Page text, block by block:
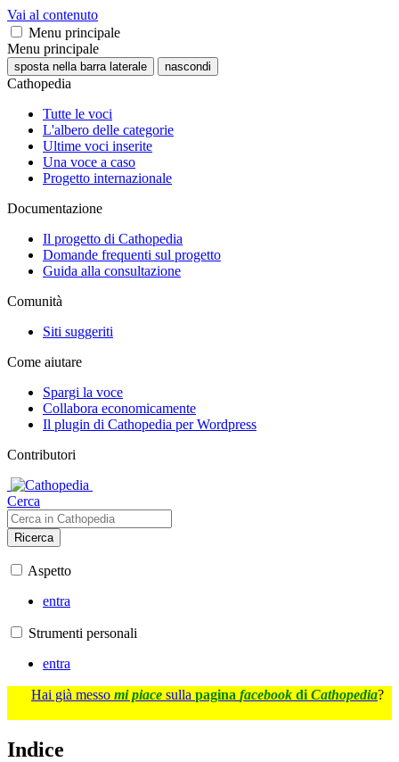
Vai al contenuto
Menu principale
Menu principale
sposta nella barra laterale nascondi
Cathopedia
Tutte le voci
L'albero delle categorie
Ultime voci inserite
Una voce a caso
Progetto internazionale
Documentazione
Il progetto di Cathopedia
Domande frequenti sul progetto
Guida alla consultazione
Comunità
Siti suggeriti
Come aiutare
Spargi la voce
Collabora economicamente
Il plugin di Cathopedia per Wordpress
Contributori
Cerca
Ricerca
Aspetto
entra
Strumenti personali
entra
Hai già messo mi piace sulla pagina facebook di Cathopedia?
Indice